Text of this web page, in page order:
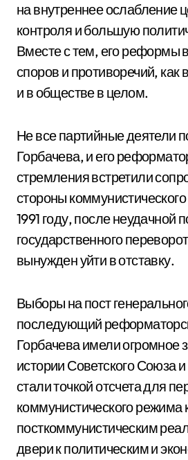
на внутреннее ослабление
контроля и большую
Вместе с тем, его реформы
споров и противоречий, как
и в обществе в целом.
Не все партийные деятели
Горбачева, и его
стремления встретили
стороны
1991 году, после неудачной
государственного
вынужден уйти в отставку.
Выборы на пост
последующий
Горбачева имели огромное
истории Советского Союза
стали точкой отсчета для
коммунистического режима
посткоммунистическим
двери к политическим и